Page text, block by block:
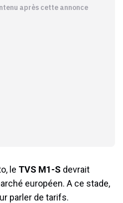
après cette annonce
le TVS M1-S devrait
européen. A ce stade,
parler de tarifs.